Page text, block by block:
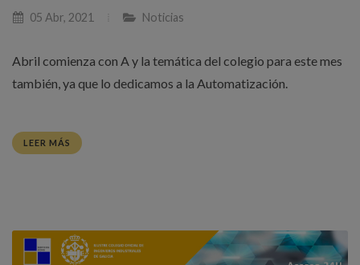
05 Abr, 2021 Noticias
Abril comienza con A y la temática del colegio para este mes
también, ya que lo dedicamos a la Automatización.
LEER MÁS